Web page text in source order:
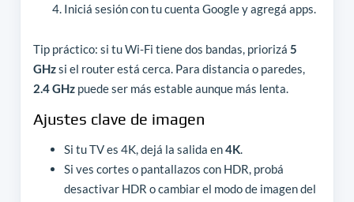
Iniciá sesión con tu cuenta Google y agregá apps.
Tip práctico: si tu Wi-Fi tiene dos bandas, priorizá 5
GHzsi el router está cerca. Para distancia o paredes,
2.4 GHzpuede ser más estable aunque más lenta.
Ajustes clave de imagen
Si tu TV es 4K, dejá la salida en4K.
Si ves cortes o pantallazos con HDR, probá
desactivar HDR o cambiar el modo de imagen del